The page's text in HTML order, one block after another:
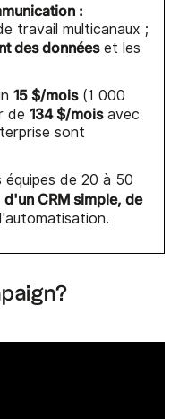
:
travail multicanaux ;
des donnéeset les
15 $/mois(1 000
de 134 $/moisavec
sont
équipes de 20 à 50
d'un CRM simple, de